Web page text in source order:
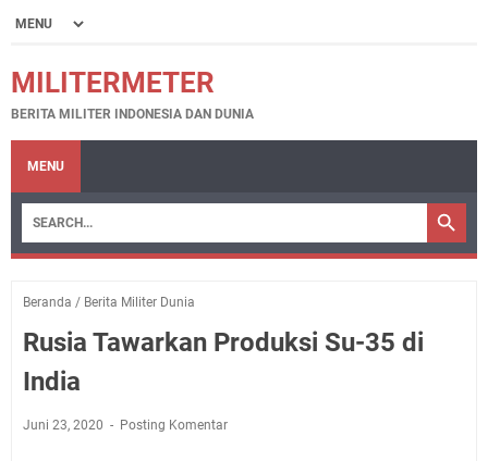
MILITERMETER
BERITA MILITER INDONESIA DAN DUNIA
MENU
Beranda / Berita Militer Dunia
Rusia Tawarkan Produksi Su-35 di
India
Juni 23, 2020 Posting Komentar